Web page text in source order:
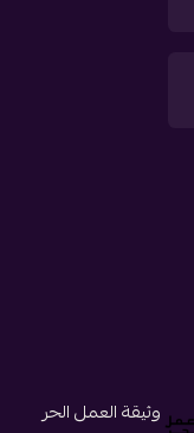
وثيقة العمل الحر